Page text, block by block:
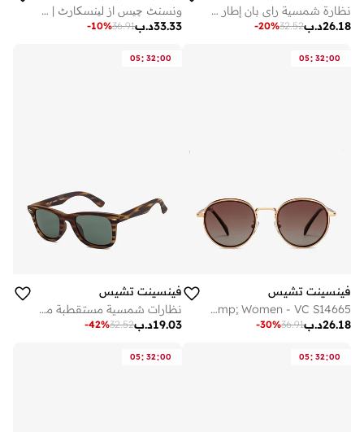
نظارة شمسية راي بان إطار كامل طيار مستقطبة وحماية من الأشعة فوق البنفسجية - مم - أسود
د.ب26.18
32.52
-20%
ونسنٹ چیس از لینسکارٹ | بلیک گرے گریڈینٹ فل ویفرر پائلٹ برانڈڈ تازہ ترین اور سجیلا دھوپ | 100% UV پروٹیکٹڈ | مرد اور خواتین | میڈیم | VC S11740
د.ب33.33
36.91
-10%
05: 32:00
فينسينت تشيس
Wired Up By Lenskart Full Rim Round Polarized &amp; UV Protected Sunglasses For Men &amp; Women - VC S14665
د.ب26.18
36.91
-30%
05: 32:00
فينسينت تشيس
نظارات شمسية مستقطبة مربعة بإطار كامل، أحدث تصميم أنيق، حماية % من الأشعة فوق البنفسجية، للجنسين، كبيرة
د.ب19.03
32.52
-42%
05: 32:00
05: 32:00